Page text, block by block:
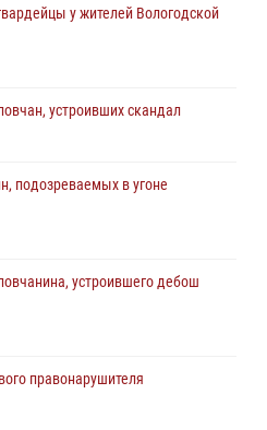
у жителей Вологодской
устроивших скандал
подозреваемых в угоне
устроившего дебош
правонарушителя